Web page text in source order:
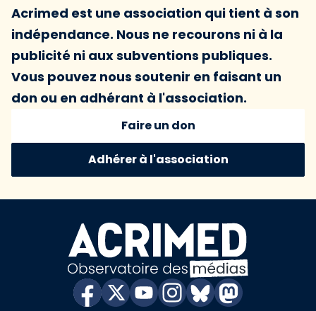
Acrimed est une association qui tient à son
indépendance. Nous ne recourons ni à la
publicité ni aux subventions publiques.
Vous pouvez nous soutenir en faisant un
don ou en adhérant à l'association.
Faire un don
Adhérer à l'association